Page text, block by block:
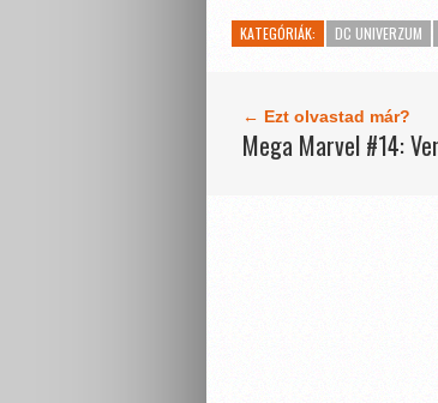
KATEGÓRIÁK: DC UNIVERZUM
← Ezt olvastad már?
Mega Marvel #14: